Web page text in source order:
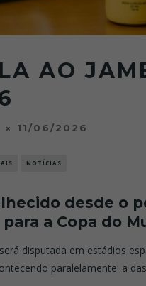
AO
11/06/2026
NOTÍCIAS
desde o
a Copa do
disputada em estádios
paralelamente: a